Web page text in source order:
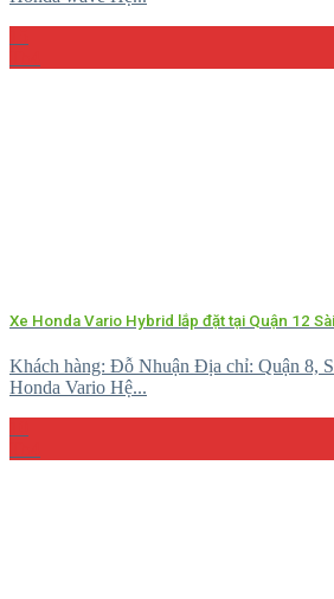
Xe Honda Vario Hybrid lắp đặt tại Quận 12
Khách hàng: Đỗ Nhuận Địa chỉ: Quận 8,
Honda Vario Hệ...